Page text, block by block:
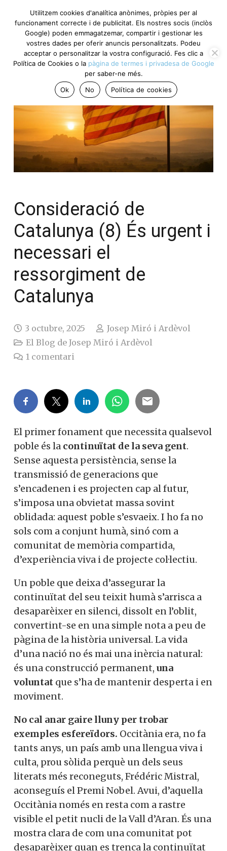
Consideració de
Catalunya (8) És urgent i
necessari el
ressorgiment de
Catalunya
3 octubre, 2025
Josep Miró i Ardèvol
El Blog de Josep Miró i Ardèvol
1 comentari
El primer fonament que necessita qualsevol
poble és la continuïtat de la seva gent.
Sense aquesta persistència, sense la
transmissió de generacions que
s’encadenen i es projecten cap al futur,
s’imposa una obvietat massa sovint
oblidada: aquest poble s’esvaeix. I ho fa no
sols com a conjunt humà, sinó com a
comunitat de memòria compartida,
d’experiència viva i de projecte col·lectiu.
Un poble que deixa d’assegurar la
continuïtat del seu teixit humà s’arrisca a
desaparèixer en silenci, dissolt en l’oblit,
convertint-se en una simple nota a peu de
pàgina de la història universal. La vida
d’una nació no és mai una inèrcia natural:
és una construcció permanent, una
voluntat que s’ha de mantenir desperta i en
moviment.
No cal anar gaire lluny per trobar
exemples esfereïdors. Occitània era, no fa
tants anys, un país amb una llengua viva i
culta, prou sòlida perquè un dels seus
literats més reconeguts, Frédéric Mistral,
aconseguís el Premi Nobel. Avui, d’aquella
Occitània només en resta com a rastre
visible el petit nucli de la Vall d’Aran. És una
mostra clara de com una comunitat pot
desaparèixer quan es trenca la continuïtat
Utilitzem cookies d'analítica anònimes, pròpies per al
funcionament correcte i de publicitat. Els nostres socis (inclòs
Google) poden emmagatzemar, compartir i gestionar les
vostres dades per oferir anuncis personalitzats. Podeu
acceptar o personalitzar la vostra configuració. Fes clic a
Política de Cookies o la pàgina de termes i privadesa de Google
per saber-ne més.
Ok
No Política de cookies